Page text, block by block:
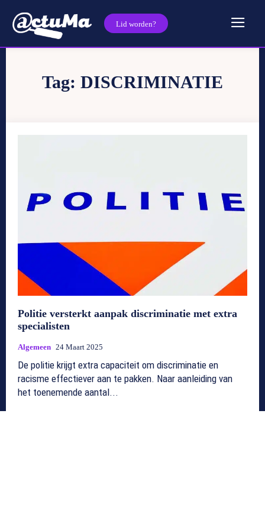
Lid worden?
Tag: DISCRIMINATIE
Politie versterkt aanpak discriminatie met extra
specialisten
Algemeen 24 Maart 2025
De politie krijgt extra capaciteit om discriminatie en
racisme effectiever aan te pakken. Naar aanleiding van
het toenemende aantal...